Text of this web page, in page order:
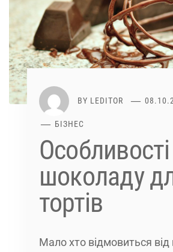
BY LEDITOR
БІЗНЕС
Особливості
шоколаду
тортів
Мало хто відмовиться